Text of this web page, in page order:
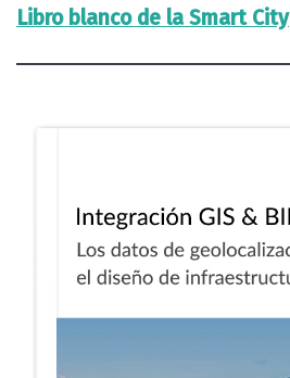
Libro blanco de la Smart City